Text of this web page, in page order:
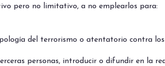
pero no limitativo, a no emplearlos para:
del terrorismo o atentatorio contra los
personas, introducir o difundir en la